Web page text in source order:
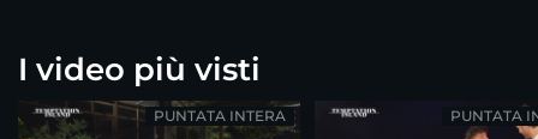
I video più visti
PUNTATA INTERA PUNTATA